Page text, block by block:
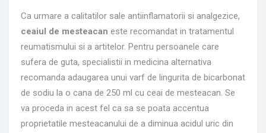
Ca urmare a calitatilor sale antiinflamatorii si analgezice,
ceaiul de mesteacan este recomandat in tratamentul
reumatismului si a artitelor. Pentru persoanele care
sufera de guta, specialistii in medicina alternativa
recomanda adaugarea unui varf de lingurita de bicarbonat
de sodiu la o cana de 250 ml cu ceai de mesteacan. Se
va proceda in acest fel ca sa se poata accentua
proprietatile mesteacanului de a diminua acidul uric din